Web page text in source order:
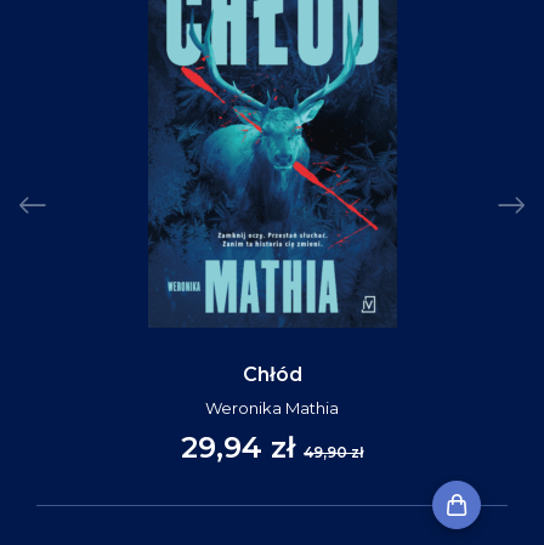
Chłód
Weronika Mathia
29,94 zł 49,90 zł